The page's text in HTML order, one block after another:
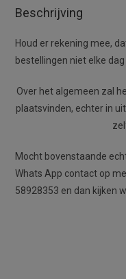
Beschrijving
Houd er rekening mee,
bestellingen niet elke
Over het algemeen zal
plaatsvinden, echter in
Mocht bovenstaande
Whats App contact op
58928353 en dan kijken